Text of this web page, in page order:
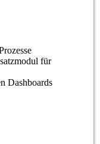
für
Dashboards